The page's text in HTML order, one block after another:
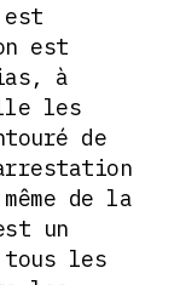
est
est
à
les
de
de la
un
tous les